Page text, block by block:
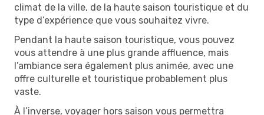
climat de la ville, de la haute saison touristique et du
type d’expérience que vous souhaitez vivre.
Pendant la haute saison touristique, vous pouvez
vous attendre à une plus grande affluence, mais
l’ambiance sera également plus animée, avec une
offre culturelle et touristique probablement plus
vaste.
À l’inverse, voyager hors saison vous permettra